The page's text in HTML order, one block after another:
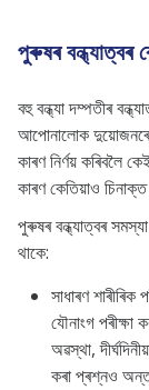
পুৰুষৰ বন্ধ্যাত্বৰ
বহু বন্ধ্যা দম্পতীৰ
আপোনালোক দুয়োজনৰে
কাৰণ নিৰ্ণয় কৰিবলৈ
কাৰণ কেতিয়াও
পুৰুষৰ বন্ধ্যাত্বৰ
থাকে:
সাধাৰণ শাৰীৰিক
যৌনাংগ
অৱস্থা,
কৰা প্ৰশ্নও